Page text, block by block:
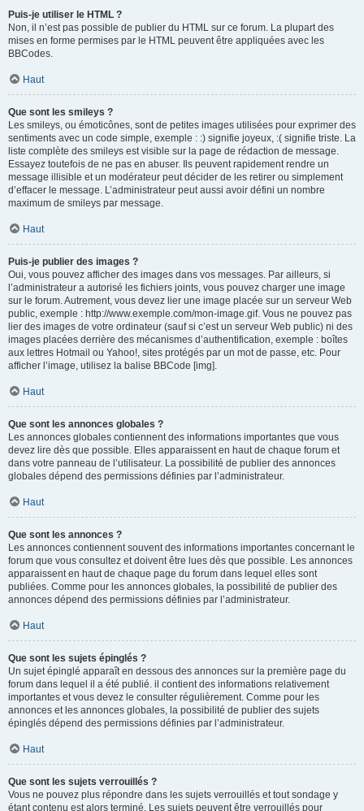
Puis-je utiliser le HTML ?
Non, il n’est pas possible de publier du HTML sur ce forum. La plupart des
mises en forme permises par le HTML peuvent être appliquées avec les
BBCodes.
Haut
Que sont les smileys ?
Les smileys, ou émoticônes, sont de petites images utilisées pour exprimer des
sentiments avec un code simple, exemple : :) signifie joyeux, :( signifie triste. La
liste complète des smileys est visible sur la page de rédaction de message.
Essayez toutefois de ne pas en abuser. Ils peuvent rapidement rendre un
message illisible et un modérateur peut décider de les retirer ou simplement
d’effacer le message. L’administrateur peut aussi avoir défini un nombre
maximum de smileys par message.
Haut
Puis-je publier des images ?
Oui, vous pouvez afficher des images dans vos messages. Par ailleurs, si
l’administrateur a autorisé les fichiers joints, vous pouvez charger une image
sur le forum. Autrement, vous devez lier une image placée sur un serveur Web
public, exemple : http://www.exemple.com/mon-image.gif. Vous ne pouvez pas
lier des images de votre ordinateur (sauf si c’est un serveur Web public) ni des
images placées derrière des mécanismes d’authentification, exemple : boîtes
aux lettres Hotmail ou Yahoo!, sites protégés par un mot de passe, etc. Pour
afficher l’image, utilisez la balise BBCode [img].
Haut
Que sont les annonces globales ?
Les annonces globales contiennent des informations importantes que vous
devez lire dès que possible. Elles apparaissent en haut de chaque forum et
dans votre panneau de l’utilisateur. La possibilité de publier des annonces
globales dépend des permissions définies par l’administrateur.
Haut
Que sont les annonces ?
Les annonces contiennent souvent des informations importantes concernant le
forum que vous consultez et doivent être lues dès que possible. Les annonces
apparaissent en haut de chaque page du forum dans lequel elles sont
publiées. Comme pour les annonces globales, la possibilité de publier des
annonces dépend des permissions définies par l’administrateur.
Haut
Que sont les sujets épinglés ?
Un sujet épinglé apparaît en dessous des annonces sur la première page du
forum dans lequel il a été publié. il contient des informations relativement
importantes et vous devez le consulter régulièrement. Comme pour les
annonces et les annonces globales, la possibilité de publier des sujets
épinglés dépend des permissions définies par l’administrateur.
Haut
Que sont les sujets verrouillés ?
Vous ne pouvez plus répondre dans les sujets verrouillés et tout sondage y
étant contenu est alors terminé. Les sujets peuvent être verrouillés pour